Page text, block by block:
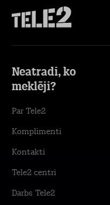
Neatradi, ko
meklēji?
Par Tele2
Komplimenti
Kontakti
Tele2 centri
Darbs Tele2